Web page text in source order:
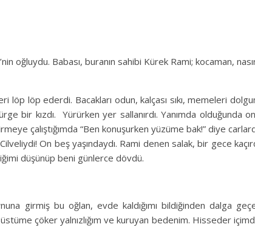
oğluydu. Babası, buranın sahibi Kürek Rami; kocaman,
löp löp ederdi. Bacakları odun, kalçası sıkı, memeleri
bir kızdı. Yürürken yer sallanırdı. Yanımda olduğunda
çalıştığımda “Ben konuşurken yüzüme bak!” diye
On beş yaşındaydı. Rami denen salak, bir gece
düşünüp beni günlerce dövdü.
girmiş bu oğlan, evde kaldığımı bildiğinden dalga
çöker yalnızlığım ve kuruyan bedenim. Hisseder